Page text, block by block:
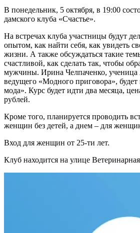
В понедельник, 5 октября, в 19:00
дамского клуба «Счастье».
На встречах клуба участницы будут
опытом, как найти себя, как увидеть
жизни. А также обсуждаться такие
счастливой, как сделать так, чтобы
мужчины. Ирина Челпаченко, ученица
ведущего «Модного приговора», будет
мода». Курс будет идти два месяца,
рублей.
Кроме того, планируется проводить
женщин без детей, а днем – для
Вход для женщин от 25-ти лет.
Клуб находится на улице